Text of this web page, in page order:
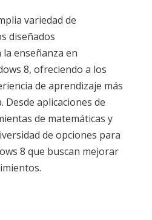
variedad de
diseñados
enseñanza en
8, ofreciendo a los
de aprendizaje más
Desde aplicaciones de
de matemáticas y
de opciones para
8 que buscan mejorar